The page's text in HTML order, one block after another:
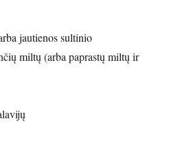
jautienos sultinio
miltų (arba paprastų miltų ir